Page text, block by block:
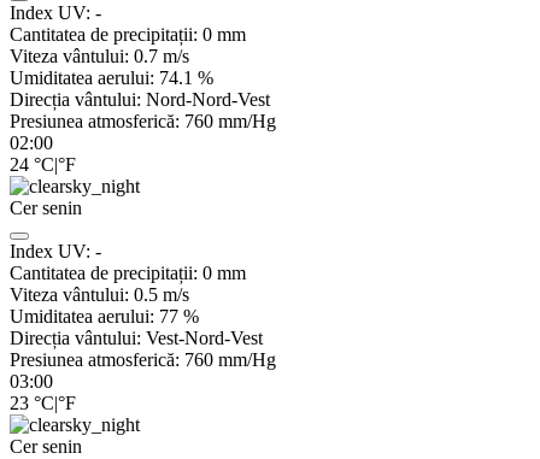
Index UV: -
Cantitatea de precipitații: 0 mm
Viteza vântului: 0.7 m/s
Umiditatea aerului: 74.1 %
Direcția vântului: Nord-Nord-Vest
Presiunea atmosferică: 760 mm/Hg
02:00
24 °C|°F
Cer senin
Index UV: -
Cantitatea de precipitații: 0 mm
Viteza vântului: 0.5 m/s
Umiditatea aerului: 77 %
Direcția vântului: Vest-Nord-Vest
Presiunea atmosferică: 760 mm/Hg
03:00
23 °C|°F
Cer senin